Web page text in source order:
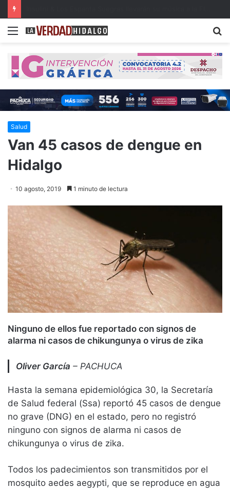
Menu
Salud
Van 45 casos de dengue en
Hidalgo
10 agosto, 2019 1 minuto de lectura
Ninguno de ellos fue reportado con signos de
alarma ni casos de chikungunya o virus de zika
Oliver García – PACHUCA
Hasta la semana epidemiológica 30, la Secretaría
de Salud federal (Ssa) reportó 45 casos de dengue
no grave (DNG) en el estado, pero no registró
ninguno con signos de alarma ni casos de
chikungunya o virus de zika.
Todos los padecimientos son transmitidos por el
mosquito aedes aegypti, que se reproduce en agua